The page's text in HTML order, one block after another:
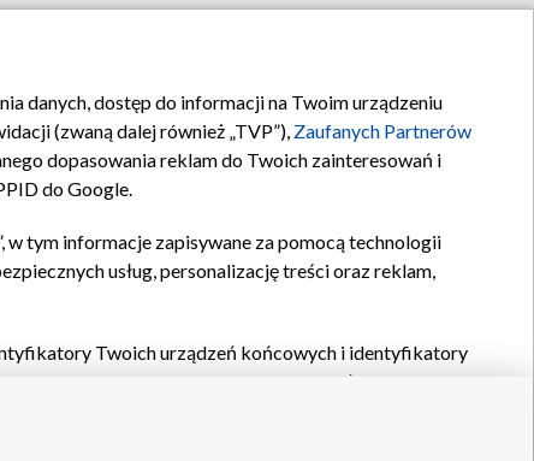
Kontakt
danych, dostęp do informacji na Twoim urządzeniu
(zwaną dalej również „TVP”), Zaufanych Partnerów
dopasowania reklam do Twoich zainteresowań i
do Google.
w tym informacje zapisywane za pomocą technologii
usług, personalizację treści oraz reklam,
Twoich urządzeń końcowych i identyfikatory
oraz pozostałych
podstawowych reklam, wyboru spersonalizowanych
pomiaru wydajności reklam, pomiaru wydajności